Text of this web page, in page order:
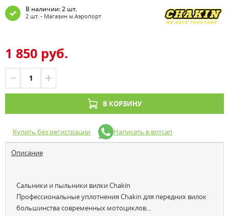
В наличии: 2 шт.
2 шт. - Магазин м.Аэропорт
1 850 руб.
В КОРЗИНУ
Купить без регистрации Написать в вотсап
Описание
Сальники и пыльники вилки Chakin
Профессиональные уплотнения Chakin для передних вилок
большинства современных мотоциклов...